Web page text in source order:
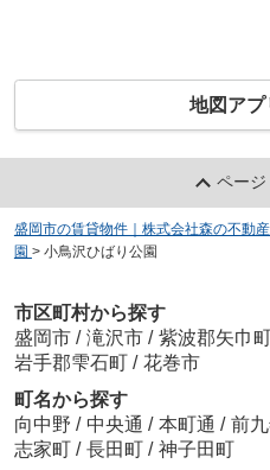
地図アプ
ペー
盛岡市の賃貸物件｜株式会社森の不動産
園 > 小鳥沢ひばり公園
市区町村から探す
盛岡市 / 滝沢市 / 紫波郡矢巾
岩手郡雫石町 / 花巻市
町名から探す
向中野 / 中央通 / 本町通 / 前
志家町 / 長田町 / 神子田町